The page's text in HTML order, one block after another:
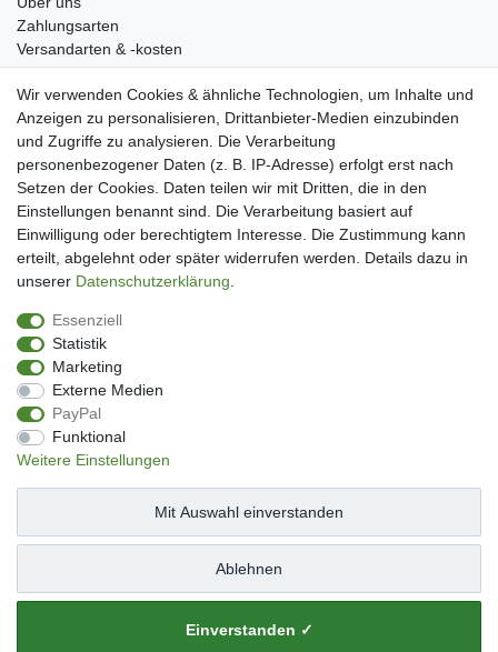
Zahlungsarten
Versandarten & -kosten
Widerrufsrecht
Warenkorb
Zur Kasse
Mein Konto
Kundenkonto eröffnen
Im Kundenkonto anmelden
Wunschliste
Service
Datenschutzerklärung
AGB
Impressum
Facebook
Newsletter An & Abmeldung
Impressum Daten­schutz­erklärung
Wir verwenden Cookies & ähnliche Technologien, um Inhalte und
Anzeigen zu personalisieren, Drittanbieter-Medien einzubinden
und Zugriffe zu analysieren. Die Verarbeitung
personenbezogener Daten (z. B. IP-Adresse) erfolgt erst nach
Setzen der Cookies. Daten teilen wir mit Dritten, die in den
Einstellungen benannt sind. Die Verarbeitung basiert auf
Einwilligung oder berechtigtem Interesse. Die Zustimmung kann
erteilt, abgelehnt oder später widerrufen werden. Details dazu in
unserer Daten­schutz­erklärung
Essenziell
Statistik
Marketing
Externe Medien
PayPal
Funktional
Weitere Einstellungen
Einverstanden ✓
Ablehnen
Mit Auswahl einverstanden